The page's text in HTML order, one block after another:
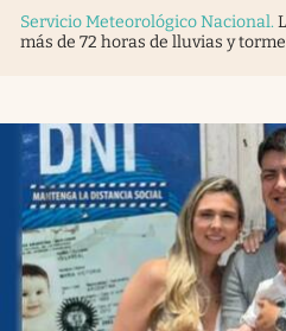
Mundial 2026
Mediakit
abre en nueva pestaña
Argentina
Servicio Meteorológico Nacional.
más de 72 horas de lluvias y